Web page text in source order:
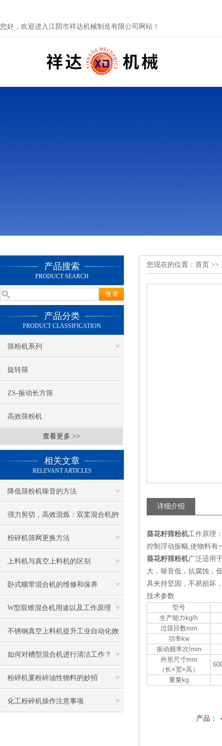
您好，欢迎进入江阴市祥达机械制造有限公司网站！
产品搜索
PRODUCT SEARCH
产品分类
PRODUCT CLASSIFICATION
筛粉机系列
旋转筛
ZS-振动长方筛
高效筛粉机
查看更多 >>
相关文章
RELEVANT ARTICLES
降低筛粉机噪音的方法
强力剪切，高效混炼：双桨混合机的
核心优势
粉碎机筛网更换方法
上料机与真空上料机的区别
卧式螺带混合机的维修和保养
W型双锥混合机用途以及工作原理
不锈钢真空上料机提升工业自动化效
率
如何对槽型混合机进行清洁工作？
粉碎机要粉碎油性物料的妙招
化工粉碎机操作注意事项
您现在的位置： 首页 >>
详细介绍
葵花籽筛粉机工作原理
控制浮动振幅,使物料有
葵花籽筛粉机广泛适用
大，噪音低，抗腐蚀，
具夹持坚固，不易损坏
技术参数
型号
生产能力kg/h
过筛目数mm
功率kw
振动频率次/min
外形尺寸mm
（长×宽×高）
重量kg
产品：